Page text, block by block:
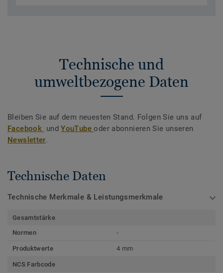
Technische und
umweltbezogene Daten
Bleiben Sie auf dem neuesten Stand. Folgen Sie uns auf
Facebook undYouTubeoder abonnieren Sie unseren
Newsletter.
Technische Daten
Technische Merkmale & Leistungsmerkmale
Gesamtstärke
Normen
-
Produktwerte 4 mm
NCS Farbcode